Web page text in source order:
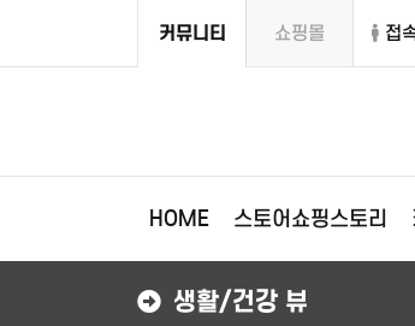
커뮤니티 쇼핑몰 접
HOME 스토어쇼핑스토리
생활/건강 뷰